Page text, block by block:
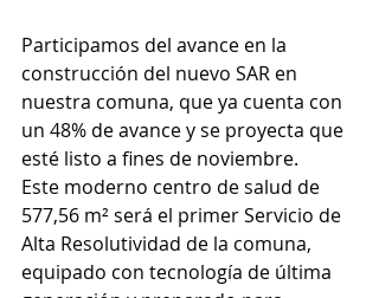
Participamos del avance en la
construcción del nuevo SAR en
nuestra comuna, que ya cuenta con
un 48% de avance y se proyecta que
esté listo a fines de noviembre.
Este moderno centro de salud de
577,56 m² será el primer Servicio de
Alta Resolutividad de la comuna,
equipado con tecnología de última